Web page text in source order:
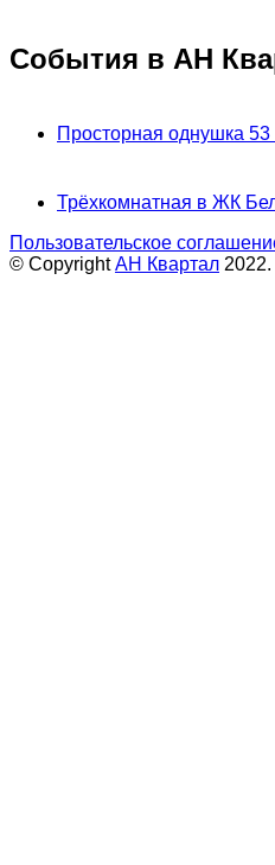
События в АН
Просторная однушка
Трёхкомнатная в ЖК
Пользовательское
© CopyrightАН Квартал